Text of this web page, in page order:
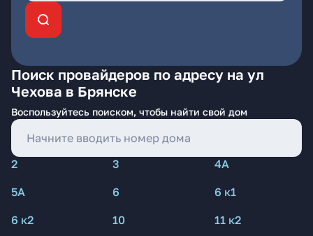
Поиск провайдеров по адресу на ул
Чехова в Брянске
Воспользуйтесь поиском, чтобы найти свой дом
2 3
4А
5А
6
6 к1
6 к2
10
11 к2